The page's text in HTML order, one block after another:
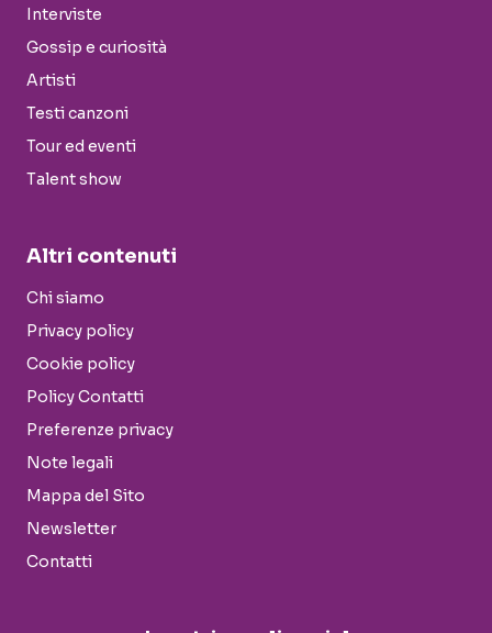
Interviste
Gossip e curiosità
Artisti
Testi canzoni
Tour ed eventi
Talent show
Altri contenuti
Chi siamo
Privacy policy
Cookie policy
Policy Contatti
Preferenze privacy
Note legali
Mappa del Sito
Newsletter
Contatti